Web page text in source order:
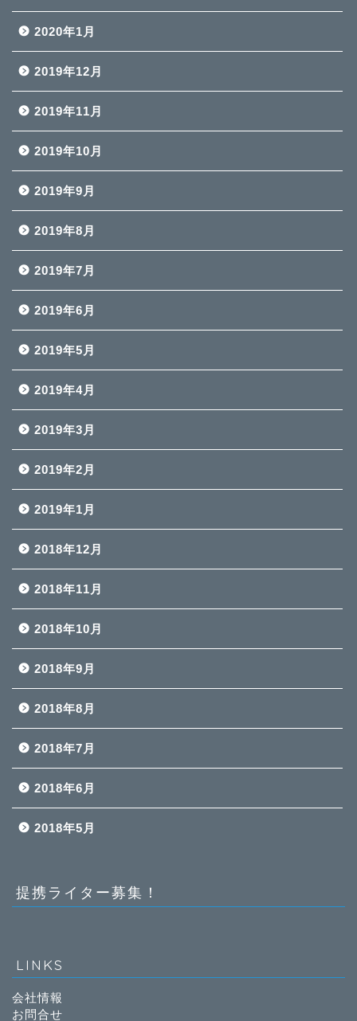
2020年1月
2019年12月
2019年11月
2019年10月
2019年9月
2019年8月
2019年7月
2019年6月
2019年5月
2019年4月
2019年3月
2019年2月
2019年1月
2018年12月
2018年11月
2018年10月
2018年9月
2018年8月
2018年7月
2018年6月
2018年5月
提携ライター募集！
LINKS
会社情報
お問合せ